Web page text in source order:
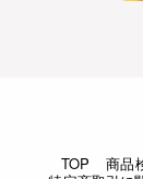
TOP 商品